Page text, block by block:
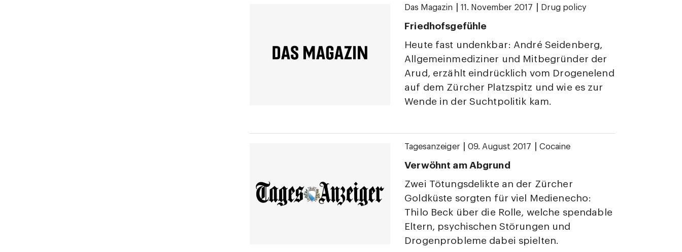
Das Magazin 11. November 2017 Drug policy
Friedhofsgefühle
Heute fast undenkbar: André Seidenberg,
Allgemeinmediziner und Mitbegründer der
Arud, erzählt eindrücklich vom Drogenelend
auf dem Zürcher Platzspitz und wie es zur
Wende in der Suchtpolitik kam.
Tagesanzeiger 09. August 2017 Cocaine
Verwöhnt am Abgrund
Zwei Tötungsdelikte an der Zürcher
Goldküste sorgten für viel Medienecho:
Thilo Beck über die Rolle, welche spendable
Eltern, psychischen Störungen und
Drogenprobleme dabei spielten.